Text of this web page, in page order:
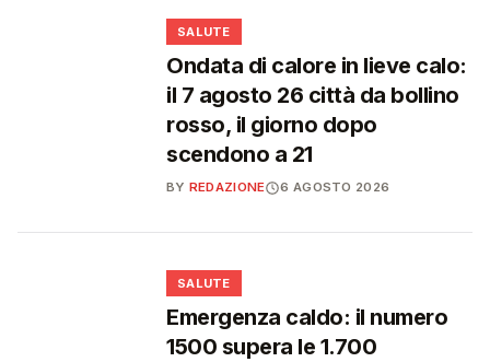
SALUTE
Ondata di calore in lieve calo:
il 7 agosto 26 città da bollino
rosso, il giorno dopo
scendono a 21
BY REDAZIONE 6 AGOSTO 2026
SALUTE
Emergenza caldo: il numero
1500 supera le 1.700